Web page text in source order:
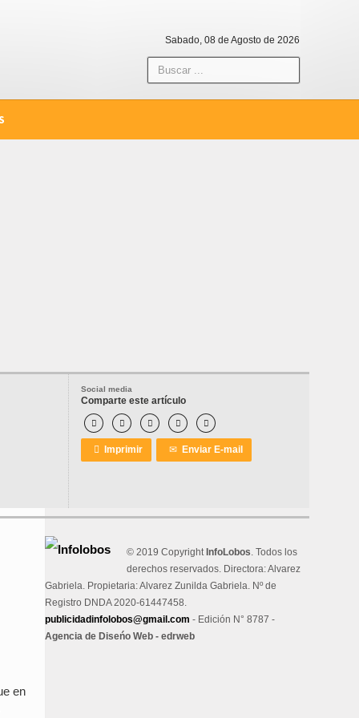
Sabado, 08 de Agosto de 2026
Social media
Comparte este artículo
    
 Imprimir ✉ Enviar E-mail
en
© 2019 Copyright InfoLobos. Todos los
derechos reservados. Directora: Alvarez
Gabriela. Propietaria: Alvarez Zunilda Gabriela. Nº de
Registro DNDA 2020-61447458.
publicidadinfolobos@gmail.com - Edición N° 8787 -
Agencia de Diseńo Web - edrweb